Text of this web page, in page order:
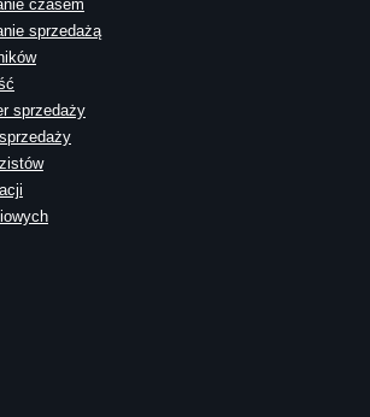
czasem
sprzedażą
sprzedaży